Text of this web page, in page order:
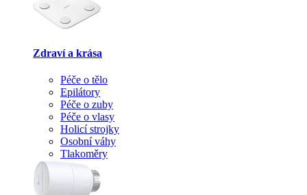
Zdraví a krása
Péče o tělo
Epilátory
Péče o zuby
Péče o vlasy
Holicí strojky
Osobní váhy
Tlakoměry